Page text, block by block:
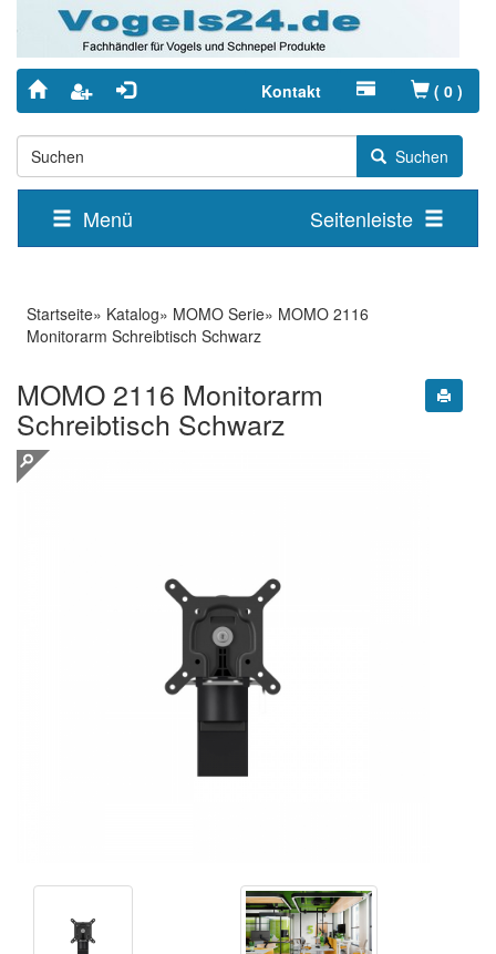
Kontakt ( 0 )
Suchen
Menü Seitenleiste
Startseite» Katalog» MOMO Serie» MOMO 2116
Monitorarm Schreibtisch Schwarz
MOMO 2116 Monitorarm
Schreibtisch Schwarz